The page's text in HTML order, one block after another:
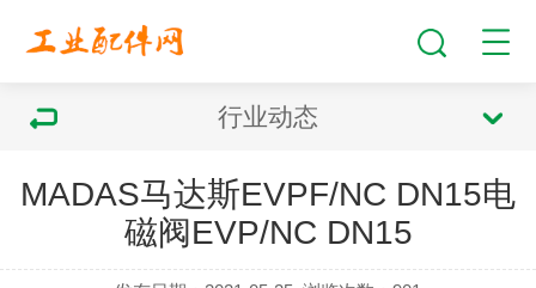
行业动态
MADAS马达斯EVPF/NC DN15电
磁阀EVP/NC DN15